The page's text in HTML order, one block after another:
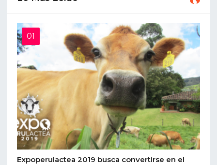
Expoperulactea 2019 busca convertirse en el